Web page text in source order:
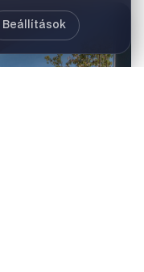
Beállítások